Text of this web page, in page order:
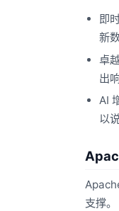
即
新
卓
出
AI
以
支撑。